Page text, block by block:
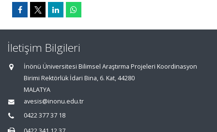
İletişim Bilgileri
İnönü Üniversitesi Bilimsel Araştırma Projeleri Koordinasyon
Birimi Rektörlük İdari Bina, 6. Kat, 44280
MALATYA
avesis@inonu.edu.tr
0422 377 37 18